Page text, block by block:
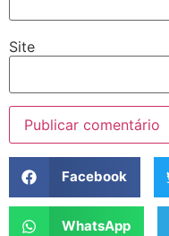
Site
Facebook
WhatsApp